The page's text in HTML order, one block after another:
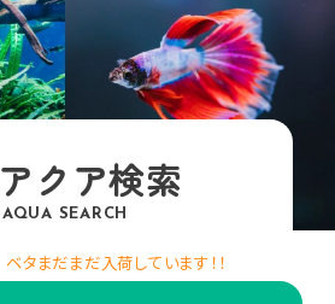
アクア検索
AQUA SEARCH
ベタまだまだ入荷しています！！